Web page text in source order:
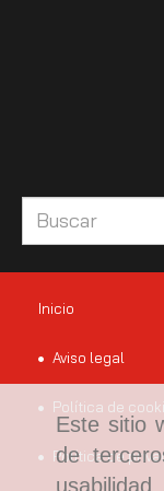
Este sitio
de
Inicio
Aviso legal
Política de
Política de